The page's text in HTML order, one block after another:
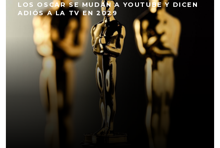
LOS OSCAR SE MUDAN A YOUTUBE Y DICEN
ADIÓS A LA TV EN 2029